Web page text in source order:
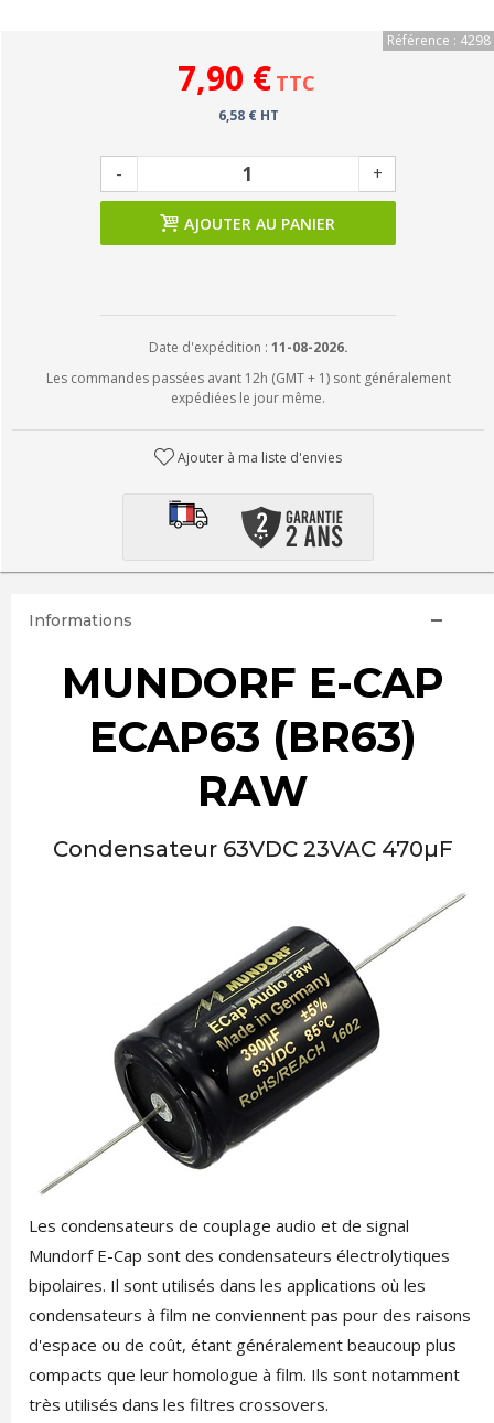
Référence : 4298
7,90 € TTC
6,58 € HT
- +
AJOUTER AU PANIER
Date d'expédition : 11-08-2026.
Les commandes passées avant 12h (GMT + 1) sont généralement
expédiées le jour même.
Ajouter à ma liste d'envies
Informations
MUNDORF E-CAP
ECAP63 (BR63)
RAW
Condensateur 63VDC 23VAC 470µF
Les condensateurs de couplage audio et de signal
Mundorf E-Cap sont des condensateurs électrolytiques
bipolaires. Il sont utilisés dans les applications où les
condensateurs à film ne conviennent pas pour des raisons
d'espace ou de coût, étant généralement beaucoup plus
compacts que leur homologue à film. Ils sont notamment
très utilisés dans les filtres crossovers.